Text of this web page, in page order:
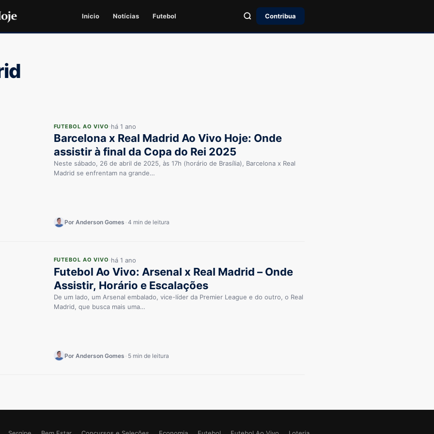
Inicio Notícias Futebol Contribua
FUTEBOL AO VIVO há 1 ano
Barcelona x Real Madrid Ao Vivo Hoje: Onde
assistir à final da Copa do Rei 2025
Neste sábado, 26 de abril de 2025, às 17h (horário de Brasília), Barcelona x Real
Madrid se enfrentam na grande…
Por Anderson Gomes 4 min de leitura
FUTEBOL AO VIVO há 1 ano
Futebol Ao Vivo: Arsenal x Real Madrid – Onde
Assistir, Horário e Escalações
De um lado, um Arsenal embalado, vice-líder da Premier League e do outro, o Real
Madrid, que busca mais uma…
Por Anderson Gomes 5 min de leitura